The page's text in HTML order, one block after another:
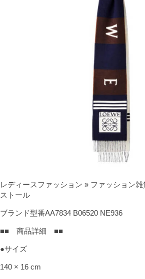
レディースファッション » ファッション
ストール
ブランド型番AA7834 B06520 NE936
■■ 商品詳細 ■■
●サイズ
140 × 16 cm